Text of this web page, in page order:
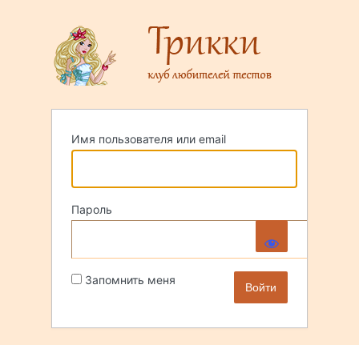
Имя пользователя или email
Пароль
Запомнить меня